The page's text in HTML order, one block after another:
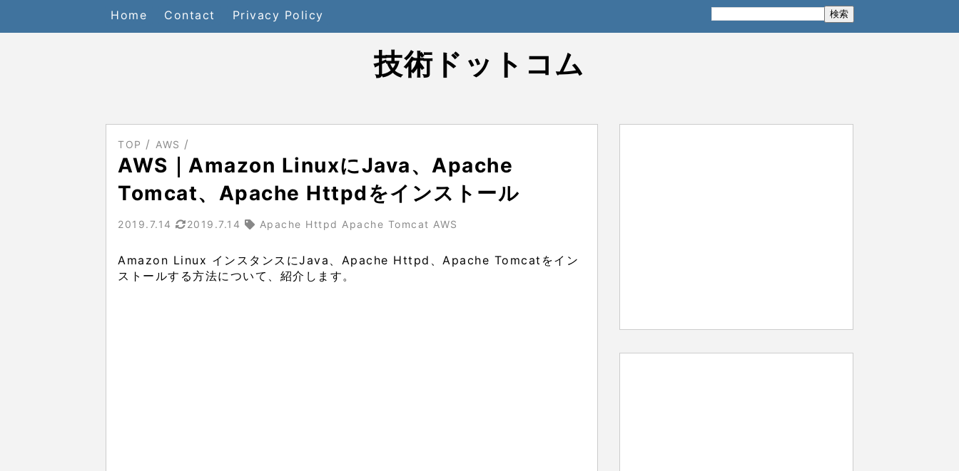
Home Contact Privacy Policy
技術ドットコム
TOP AWS
AWS｜Amazon LinuxにJava、Apache
Tomcat、Apache Httpdをインストール
2019.7.14 2019.7.14 Apache Httpd Apache Tomcat AWS
Amazon Linux インスタンスにJava、Apache Httpd、Apache Tomcatをイン
ストールする方法について、紹介します。